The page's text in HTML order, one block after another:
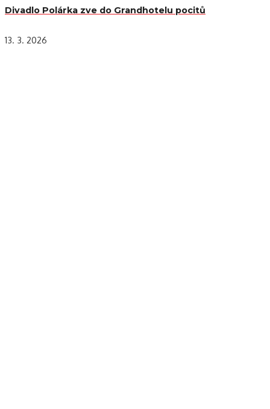
Divadlo Polárka zve do Grandhotelu pocitů
13. 3. 2026